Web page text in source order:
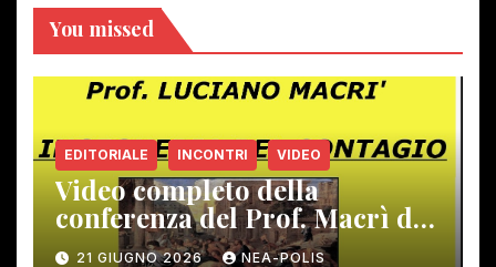
You missed
EDITORIALE INCONTRI VIDEO
Video completo della
conferenza del Prof. Macrì del
12 giugno scorso
21 GIUGNO 2026 NEA-POLIS